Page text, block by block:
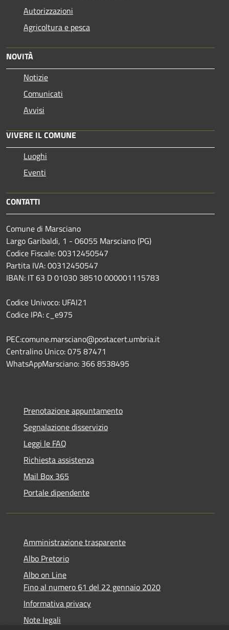
Autorizzazioni
Agricoltura e pesca
NOVITÀ
Notizie
Comunicati
Avvisi
VIVERE IL COMUNE
Luoghi
Eventi
CONTATTI
Comune di Marsciano
Largo Garibaldi, 1 - 06055 Marsciano (PG)
Codice Fiscale: 00312450547
Partita IVA: 00312450547
IBAN: IT 63 D 01030 38510 000001115783
Codice Univoco: UFAI21
Codice IPA: c_e975
PEC:comune.marsciano@postacert.umbria.it
Centralino Unico: 075 87471
WhatsAppMarsciano: 366 8538495
Prenotazione appuntamento
Segnalazione disservizio
Leggi le FAQ
Richiesta assistenza
Mail Box 365
Portale dipendente
Amministrazione trasparente
Albo Pretorio
Albo on Line
Fino al numero 61 del 22 gennaio 2020
Informativa privacy
Note legali